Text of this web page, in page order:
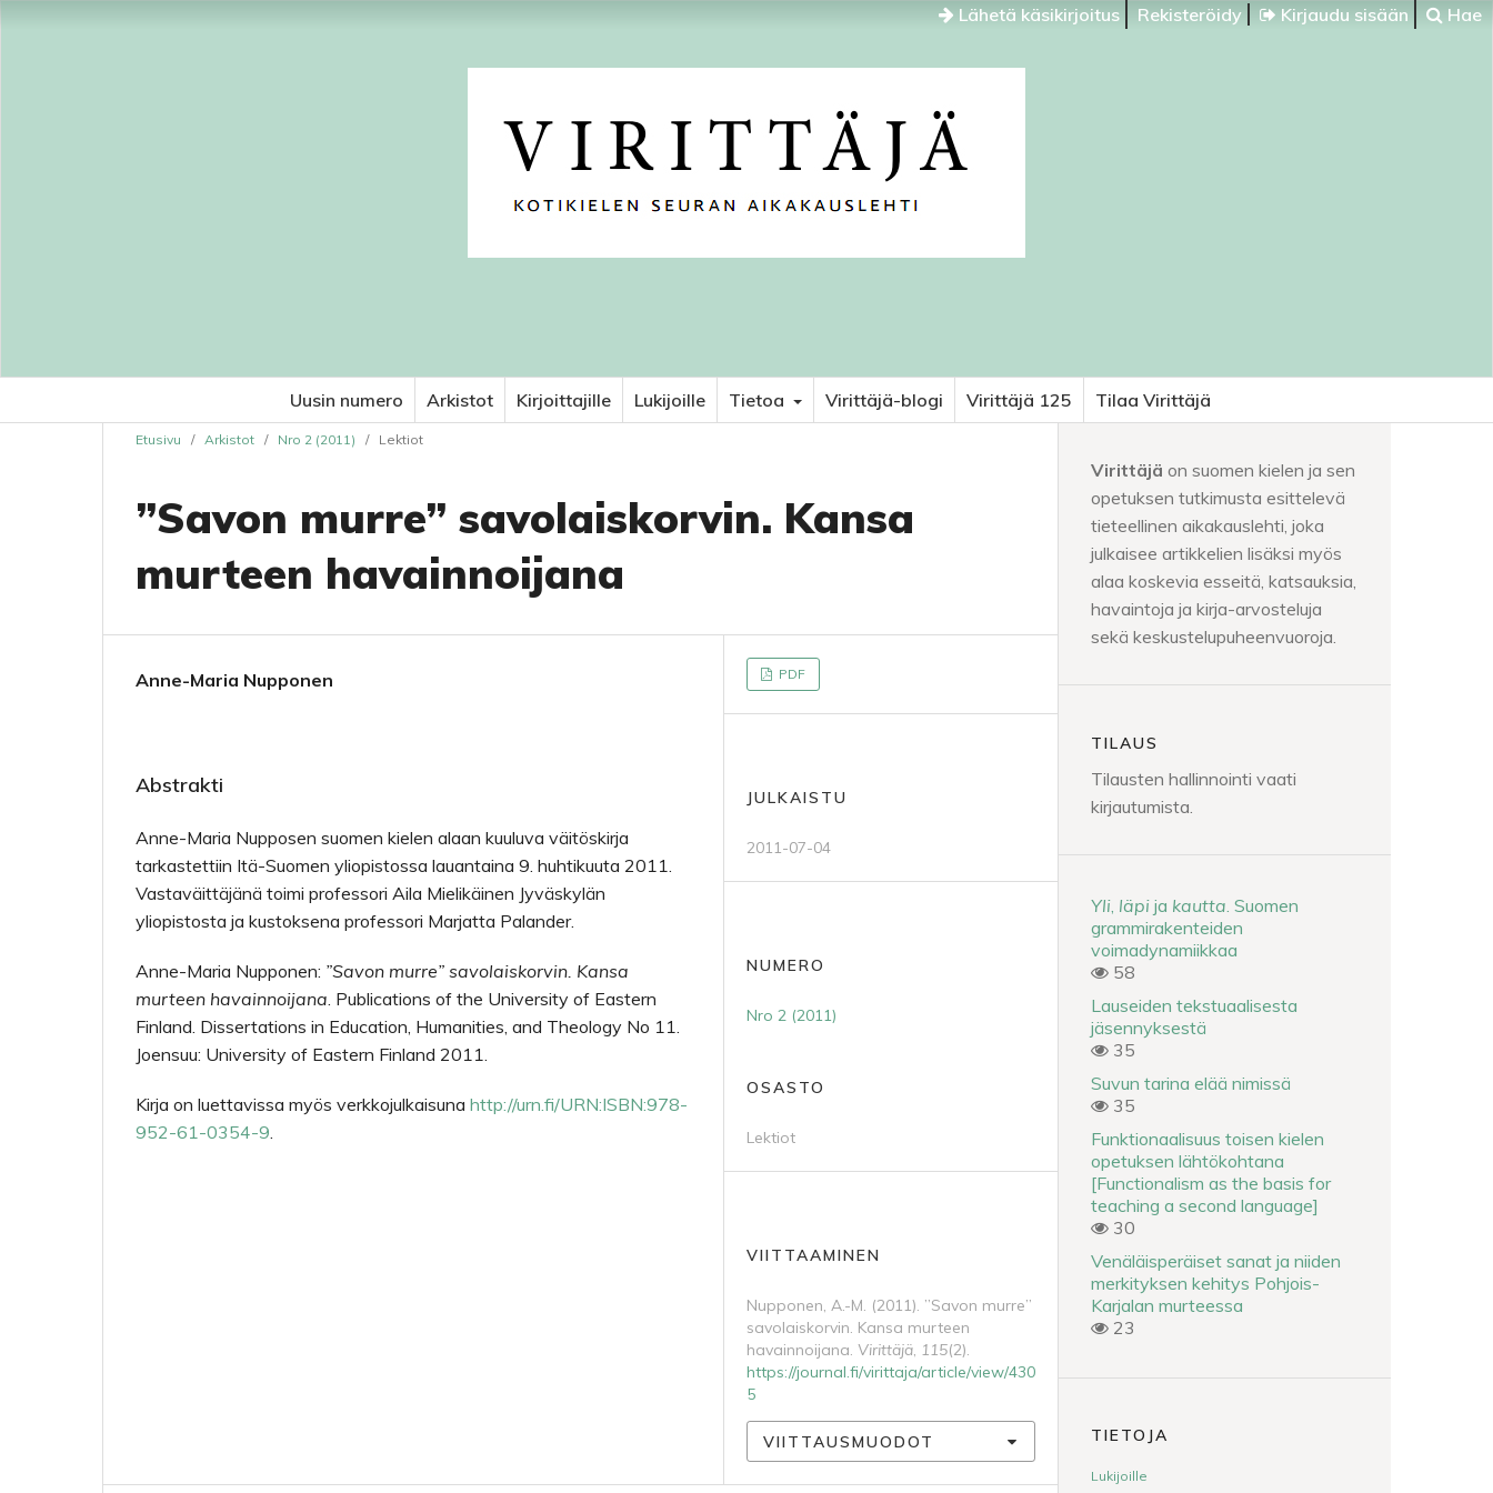
Lähetä käsikirjoitus Rekisteröidy Kirjaudu sisään Hae
Uusin numero Arkistot Kirjoittajille Lukijoille Tietoa Virittäjä-blogi Virittäjä 125 Tilaa Virittäjä
Etusivu / Arkistot / Nro 2 (2011) / Lektiot
”Savon murre” savolaiskorvin. Kansa
murteen havainnoijana
Anne-Maria Nupponen
Abstrakti
Anne-Maria Nupposen suomen kielen alaan kuuluva väitöskirja
tarkastettiin Itä-Suomen yliopistossa lauantaina 9. huhtikuuta 2011.
Vastaväittäjänä toimi professori Aila Mielikäinen Jyväskylän
yliopistosta ja kustoksena professori Marjatta Palander.
Anne-Maria Nupponen: ”Savon murre” savolaiskorvin. Kansa
murteen havainnoijana. Publications of the University of Eastern
Finland. Dissertations in Education, Humanities, and Theology No 11.
Joensuu: University of Eastern Finland 2011.
Kirja on luettavissa myös verkkojulkaisuna http://urn.fi/URN:ISBN:978-
952-61-0354-9.
PDF
JULKAISTU
2011-07-04
NUMERO
Nro 2 (2011)
OSASTO
Lektiot
VIITTAAMINEN
Nupponen, A.-M. (2011). ”Savon murre”
savolaiskorvin. Kansa murteen
havainnoijana. Virittäjä, 115(2).
https://journal.fi/virittaja/article/view/430
5
VIITTAUSMUODOT
Virittäjä on suomen kielen ja sen
opetuksen tutkimusta esittelevä
tieteellinen aikakauslehti, joka
julkaisee artikkelien lisäksi myös
alaa koskevia esseitä, katsauksia,
havaintoja ja kirja-arvosteluja
sekä keskustelupuheenvuoroja.
TILAUS
Tilausten hallinnointi vaati
kirjautumista.
Yli läpi ja kautta . Suomen
grammirakenteiden
voimadynamiikkaa
58
Lauseiden tekstuaalisesta
jäsennyksestä
35
Suvun tarina elää nimissä
35
Funktionaalisuus toisen kielen
opetuksen lähtökohtana
[Functionalism as the basis for
teaching a second language]
30
Venäläisperäiset sanat ja niiden
merkityksen kehitys Pohjois-
Karjalan murteessa
23
TIETOJA
Lukijoille